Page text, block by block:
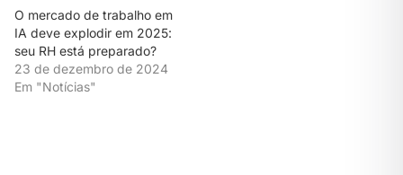
O mercado de trabalho em
IA deve explodir em 2025:
seu RH está preparado?
23 de dezembro de 2024
Em "Notícias"